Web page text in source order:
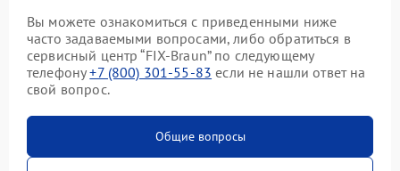
Вы можете ознакомиться с приведенными ниже
часто задаваемыми вопросами, либо обратиться в
сервисный центр “FIX-Braun” по следующему
телефону+7 (800) 301-55-83 если не нашли ответ на
свой вопрос.
Общие вопросы